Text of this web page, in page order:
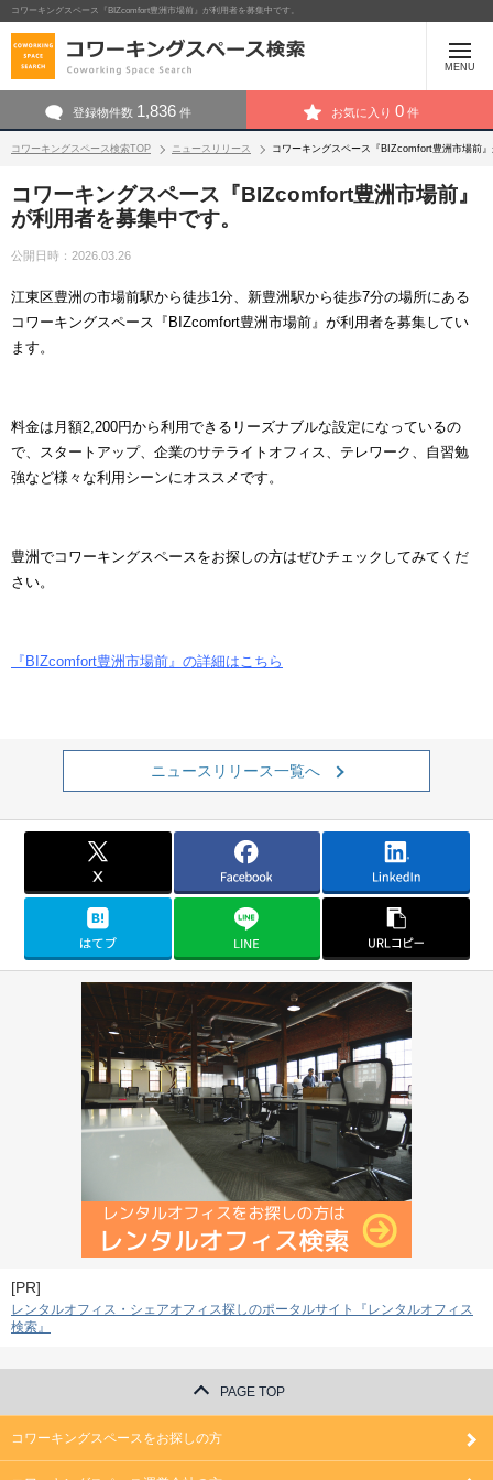
コワーキングスペース『BIZcomfort豊洲市場前』が利用者を募集中です。
MENU
登録物件数 1,836 件 お気に入り 0 件
コワーキングスペース検索TOP ニュースリリース コワーキングスペース『BIZcomfort豊洲市場前
コワーキングスペース『BIZcomfort豊洲市場前』
が利用者を募集中です。
公開日時：2026.03.26
江東区豊洲の市場前駅から徒歩1分、新豊洲駅から徒歩7分の場所にある
コワーキングスペース『BIZcomfort豊洲市場前』が利用者を募集してい
ます。
料金は月額2,200円から利用できるリーズナブルな設定になっているの
で、スタートアップ、企業のサテライトオフィス、テレワーク、自習勉
強など様々な利用シーンにオススメです。
豊洲でコワーキングスペースをお探しの方はぜひチェックしてみてくだ
さい。
『BIZcomfort豊洲市場前』の詳細はこちら
ニュースリリース一覧へ
[PR]
レンタルオフィス・シェアオフィス探しのポータルサイト『レンタルオフィス
検索』
PAGE TOP
コワーキングスペースをお探しの方